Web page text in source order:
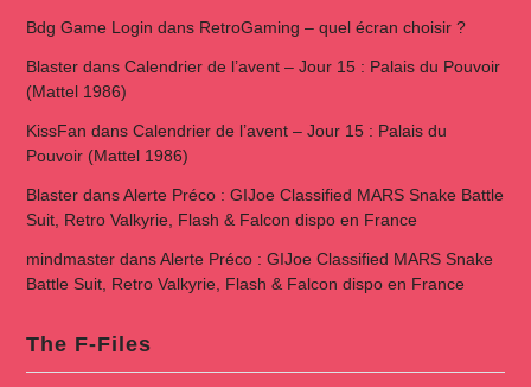
Bdg Game Login dans RetroGaming – quel écran choisir ?
Blasterdans Calendrier de l’avent – Jour 15 : Palais du Pouvoir
(Mattel 1986)
KissFan dans Calendrier de l’avent – Jour 15 : Palais du
Pouvoir (Mattel 1986)
BlasterdansAlerte Préco : GIJoe Classified MARS Snake Battle
Suit, Retro Valkyrie, Flash & Falcon dispo en France
mindmasterdansAlerte Préco : GIJoe Classified MARS Snake
Battle Suit, Retro Valkyrie, Flash & Falcon dispo en France
The F-Files